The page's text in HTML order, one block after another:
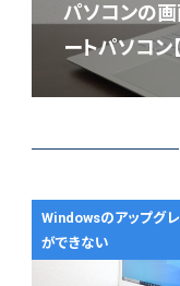
パソコンの画
ートパソコン
Windowsのアップグ
ができない